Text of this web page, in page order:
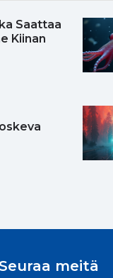
Saattaa
Kiinan
meitä